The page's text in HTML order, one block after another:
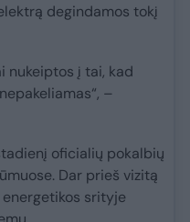
degindamos tokį
nukeiptos į tai, kad
–
oficialių pokalbių
Dar prieš vizitą
srityje